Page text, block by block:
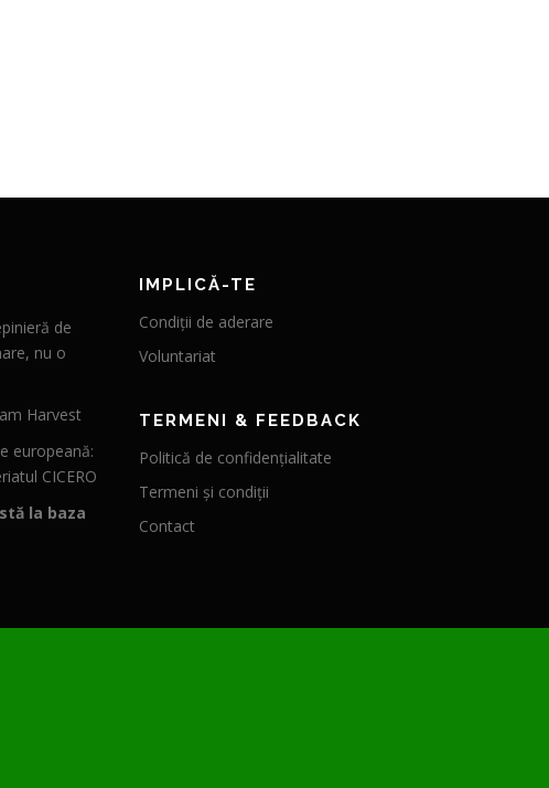
de
nu o
Harvest
europeană:
CICERO
la baza
IMPLICĂ-TE
Condiții de aderare
Voluntariat
TERMENI & FEEDBACK
Politică de confidențialitate
Termeni și condiții
Contact